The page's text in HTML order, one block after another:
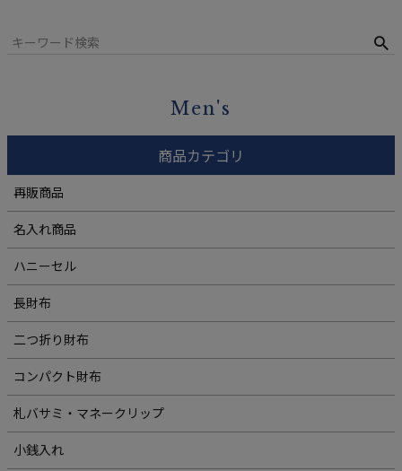
Men's
商品カテゴリ
再販商品
名入れ商品
ハニーセル
長財布
二つ折り財布
コンパクト財布
札バサミ・マネークリップ
小銭入れ